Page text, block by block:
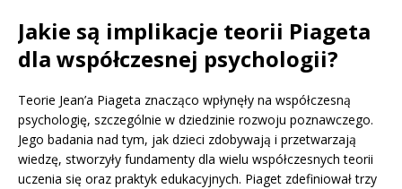
Jakie są implikacje teorii Piageta
dla współczesnej psychologii?
Teorie Jean’a Piageta znacząco wpłynęły na współczesną
psychologię, szczególnie w dziedzinie rozwoju poznawczego.
Jego badania nad tym, jak dzieci zdobywają i przetwarzają
wiedzę, stworzyły fundamenty dla wielu współczesnych teorii
uczenia się oraz praktyk edukacyjnych. Piaget zdefiniował trzy